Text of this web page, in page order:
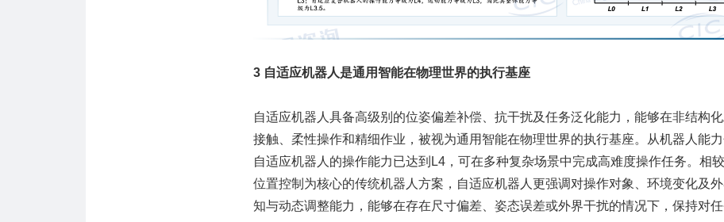
3 自适应机器人是通用智能在物理世界的执行基座
自适应机器人具备高级别的位姿偏差补偿、抗干扰及任务泛化能力，能够在非结构
接触、柔性操作和精细作业，被视为通用智能在物理世界的执行基座。从机器人能力
自适应机器人的操作能力已达到L4，可在多种复杂场景中完成高难度操作任务。相
位置控制为核心的传统机器人方案，自适应机器人更强调对操作对象、环境变化及
知与动态调整能力，能够在存在尺寸偏差、姿态误差或外界干扰的情况下，保持对